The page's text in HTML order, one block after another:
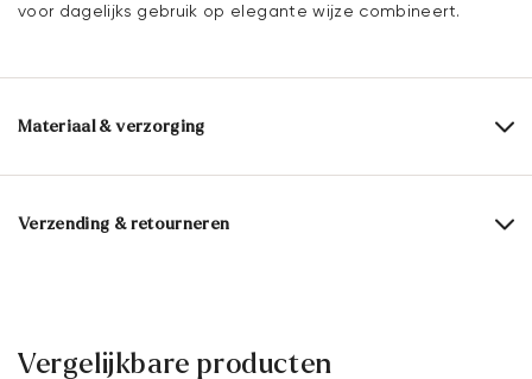
voor dagelijks gebruik op elegante wijze combineert.
Materiaal & verzorging
Productieschaal: EU-maten
Bovenwerk: Gecoat leer
Rubberen zool
Verzending & retourneren
30 dagen gratis retour
Vergelijkbare producten